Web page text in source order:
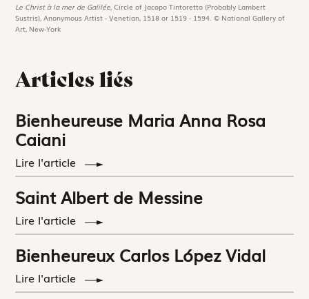
Le Christ à la mer de Galilée,Circle of Jacopo Tintoretto (Probably Lambert
Sustris), Anonymous Artist - Venetian, 1518 or 1519 - 1594. © National Gallery of
Art, New-York
Articles liés
Bienheureuse Maria Anna Rosa
Caiani
Lire l'article
Saint Albert de Messine
Lire l'article
Bienheureux Carlos López Vidal
Lire l'article